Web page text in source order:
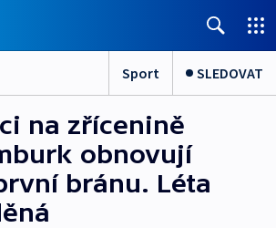
Sport SLEDOVAT
na zřícenině
obnovují
bránu. Léta